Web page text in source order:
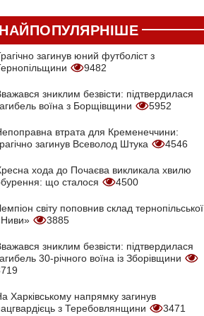
НАЙПОПУЛЯРНІШЕ
загинув юний футболіст з
9482
зниклим безвісти: підтвердилася
воїна з Борщівщини
5952
втрата для Кременеччини:
загинув Всеволод Штука
4546
хода до Почаєва викликала хвилю
що сталося
4500
світу поповнив склад тернопільської
3885
зниклим безвісти: підтвердилася
30-річного воїна із Зборівщини
Харківському напрямку загинув
з Теребовлянщини
3471